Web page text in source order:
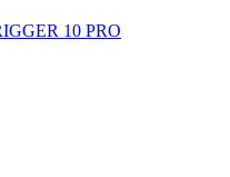
10 PRO